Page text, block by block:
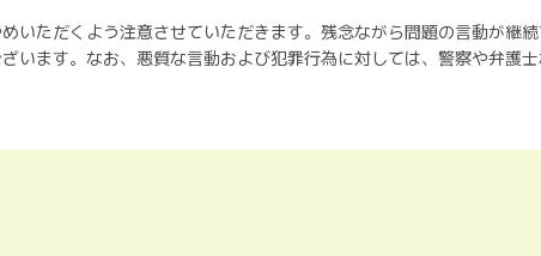
いただくよう注意させていただきます。残念ながら問題の言動が継
います。なお、悪質な言動および犯罪行為に対しては、警察や弁護